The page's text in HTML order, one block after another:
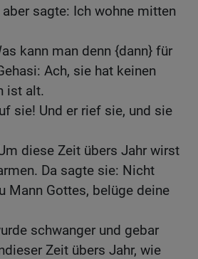
sagte: Ich wohne mitten
kann man denn {dann} für
Ach, sie hat keinen
ist alt.
sie! Und er rief sie, und sie
diese Zeit übers Jahr wirst
Da sagte sie: Nicht
Mann Gottes, belüge deine
schwanger und gebar
Zeit übers Jahr, wie